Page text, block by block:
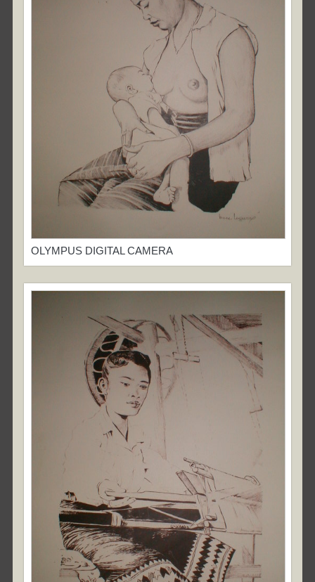
OLYMPUS DIGITAL CAMERA